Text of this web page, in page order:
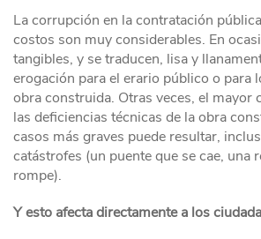
La corrupción en la contratación
costos son muy considerables. En
tangibles, y se traducen, lisa y
erogación para el erario público o para
obra construida. Otras veces, el mayor
las deficiencias técnicas de la obra
casos más graves puede resultar,
catástrofes (un puente que se cae, una
rompe).
Y esto afecta directamente a los